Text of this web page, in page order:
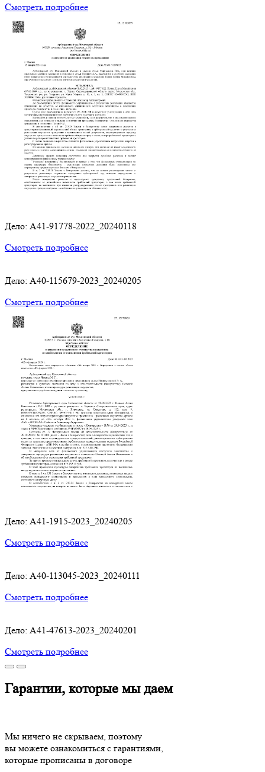
Смотреть подробнее
Дело: A41-91778-2022_20240118
Смотреть подробнее
Дело: A40-115679-2023_20240205
Смотреть подробнее
Дело: A41-1915-2023_20240205
Смотреть подробнее
Дело: A40-113045-2023_20240111
Смотреть подробнее
Дело: A41-47613-2023_20240201
Смотреть подробнее
Гарантии, которые мы даем
Мы ничего не скрываем, поэтому
вы можете ознакомиться с гарантиями,
которые прописаны в договоре